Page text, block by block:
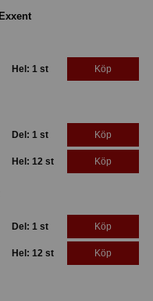
Hel: 1 st Köp
Del: 1 st Köp
Hel: 12 st Köp
Del: 1 st Köp
Hel: 12 st Köp